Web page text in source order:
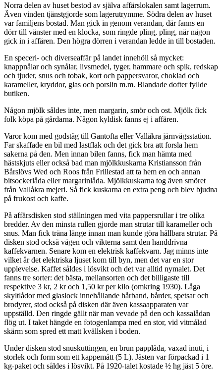
Norra delen av huset bestod av själva affärslokalen samt lagerrum.
Även vinden tjänstgjorde som lagerutrymme. Södra delen av huset
var familjens bostad. Man gick in genom verandan, där fanns en
dörr till vänster med en klocka, som ringde pling, pling, när någon
gick in i affären. Den högra dörren i verandan ledde in till bostaden.
En speceri- och diverseaffär på landet innehöll så mycket:
knappnålar och synålar, livsmedel, tyger, hammare och spik, redskap
och tjuder, snus och tobak, kort och pappersvaror, choklad och
karameller, kryddor, glas och porslin m.m. Blandade dofter fyllde
butiken.
Någon mjölk såldes inte, men margarin, smör och ost. Mjölk fick
folk köpa på gårdarna. Någon kyldisk fanns ej i affären.
Varor kom med godståg till Gantofta eller Vallåkra järnvägsstation.
Far skaffade en bil med lastflak och det gick bra att forsla hem
sakerna på den. Men innan bilen fanns, fick man hämta med
hästskjuts eller också bad man mjölkkuskarna Kristiansson från
Bårslövs Wed och Roos från Frillestad att ta hem en och annan
bitsockerlåda eller margarinlåda. Mjölkkuskarna tog även smöret
från Vallåkra mejeri. Så fick kuskarna en extra peng och blev bjudna
på frukost och kaffe.
På affärsdisken stod ställningen med vita pappersrullar i tre olika
bredder. Av den minsta rullen gjorde man strutar till karameller och
snus. Man fick träna länge innan man kunde göra hållbara strutar. På
disken stod också vågen och vikterna samt den handdrivna
kaffekvarnen. Senare kom en elektrisk kaffekvarn. Jag minns inte
vilket år det elektriska ljuset kom till byn, men det var en stor
upplevelse. Kaffet såldes i lösvikt och det var alltid nymalet. Det
fanns tre sorter: det bästa, mellansorten och det billigaste till
respektive 3 kr, 2 kr och 1,50 kr per kilo (omkring 1930). Låga
skyltlådor med glaslock innehållande hårband, bårder, spetsar och
brodyrer, stod också på disken där även kassaapparaten var
uppställd. Den ringde gällt när man vevade på den och kassalådan
flög ut. I taket hängde en fotogenlampa med en stor, vid vitmålad
skärm som spred ett matt kvällsken i boden.
Under disken stod snuskuttingen, en brun papplåda, vaxad inuti, i
storlek och form som ett kappemått (5 L). Jästen var förpackad i 1
kg-paket och såldes i lösvikt. På 1920-talet kostade ½ hg jäst 5 öre.